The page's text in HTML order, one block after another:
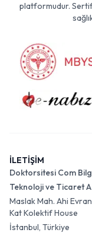
platformudur.
İLETİŞİM
Doktorsitesi Com
Teknoloji ve Ticaret
Maslak Mah. Ahi
Kat Kolektif House
İstanbul, Türkiye